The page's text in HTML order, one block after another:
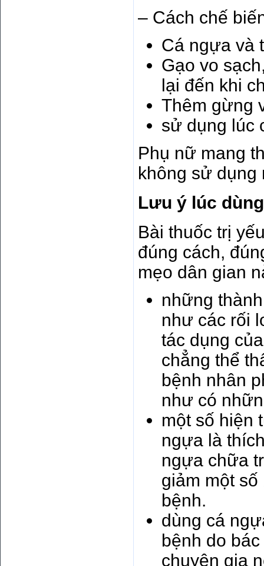
– Cách chế
Cá ngựa và
Gạo vo
lại đến khi
Thêm gừng
sử dụng lúc
Phụ nữ mang
không sử dụng
Lưu ý lúc
Bài thuốc trị
đúng cách,
mẹo dân gian
những
như các rối
tác dụng
chẳng thể
bệnh nhân
như có
một số hiện
ngựa là
ngựa chữa
giảm một
bệnh.
dùng cá
bệnh do
chuyên gia